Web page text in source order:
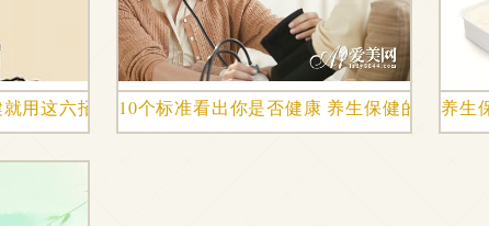
用这六招，省钱还安全10个标准看出你是否健康 养生保健的关键指
养生